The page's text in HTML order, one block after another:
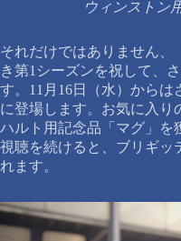
ウィンストン
それだけではありません、
き第1シーズンを祝して、
す。11月16日（水）からは
に登場します。お気に入り
ハルト用記念品「マグ」を
視聴を続けると、ブリギッ
れます。